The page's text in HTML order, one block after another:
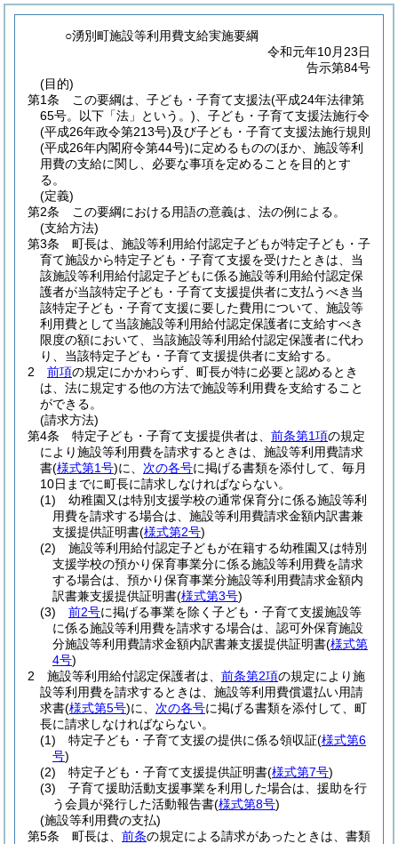
○湧別町施設等利用費支給実施要綱
令和元年10月23日
告示第84号
(目的)
第1条
この要綱は、子ども・子育て支援法(平成24年法律第
65号。以下「法」という。) 、子ども・子育て支援法施行令
(平成26年政令第213号)及び子ども・子育て支援法施行規則
(平成26年内閣府令第44号)に定めるもののほか、施設等利
用費の支給に関し、必要な事項を定めることを目的とす
る。
(定義)
第2条
この要綱における用語の意義は、法の例による。
(支給方法)
第3条
町長は、施設等利用給付認定子どもが特定子ども・子
育て施設から特定子ども・子育て支援を受けたときは、当
該施設等利用給付認定子どもに係る施設等利用給付認定保
護者が当該特定子ども・子育て支援提供者に支払うべき当
該特定子ども・子育て支援に要した費用について、施設等
利用費として当該施設等利用給付認定保護者に支給すべき
限度の額において、当該施設等利用給付認定保護者に代わ
り、当該特定子ども・子育て支援提供者に支給する。
2
前項の規定にかかわらず、町長が特に必要と認めるとき
は、法に規定する他の方法で施設等利用費を支給すること
ができる。
(請求方法)
第4条
特定子ども・子育て支援提供者は、 前条第1項の規定
により施設等利用費を請求するときは、施設等利用費請求
書(様式第1号)に、 次の各号に掲げる書類を添付して、毎月
10日までに町長に請求しなければならない。
(1)
幼稚園又は特別支援学校の通常保育分に係る施設等利
用費を請求する場合は、施設等利用費請求金額内訳書兼
支援提供証明書(様式第2号)
(2)
施設等利用給付認定子どもが在籍する幼稚園又は特別
支援学校の預かり保育事業分に係る施設等利用費を請求
する場合は、預かり保育事業分施設等利用費請求金額内
訳書兼支援提供証明書(様式第3号)
(3)
前2号に掲げる事業を除く子ども・子育て支援施設等
に係る施設等利用費を請求する場合は、認可外保育施設
分施設等利用費請求金額内訳書兼支援提供証明書(様式第
4号)
2
施設等利用給付認定保護者は、 前条第2項の規定により施
設等利用費を請求するときは、施設等利用費償還払い用請
求書(様式第5号)に、 次の各号に掲げる書類を添付して、町
長に請求しなければならない。
(1)
特定子ども・子育て支援の提供に係る領収証(様式第6
号)
(2)
特定子ども・子育て支援提供証明書(様式第7号)
(3)
子育て援助活動支援事業を利用した場合は、援助を行
う会員が発行した活動報告書(様式第8号)
(施設等利用費の支払)
第5条
町長は、 前条の規定による請求があったときは、書類